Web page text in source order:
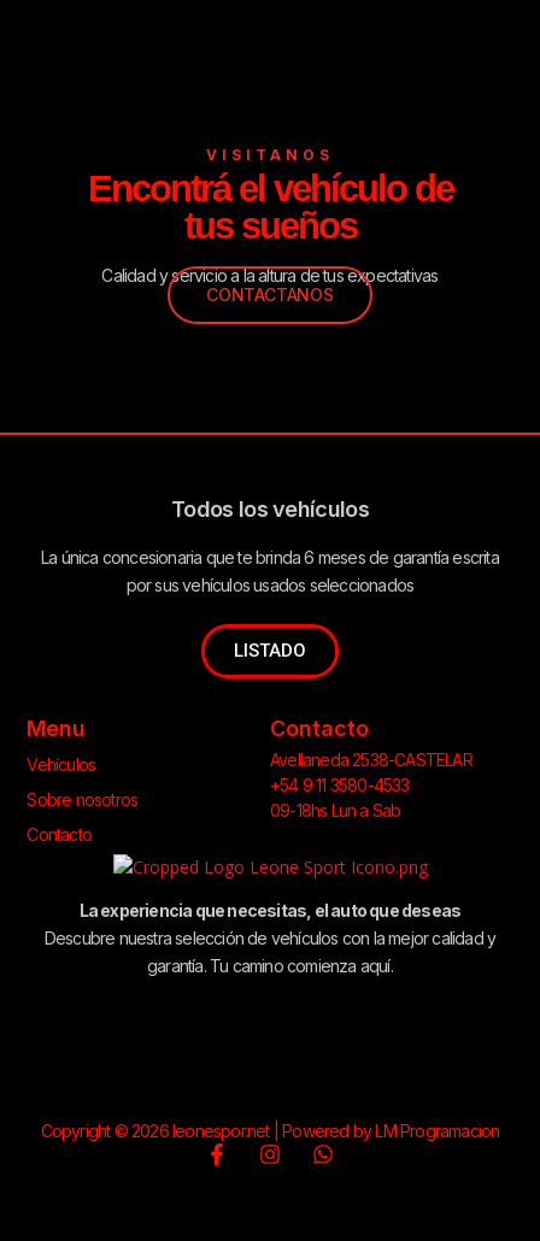
VISITANOS
Encontrá el vehículo de
tus sueños
Calidad y servicio a la altura de tus expectativas
CONTACTANOS
Todos los vehículos
La única concesionaria que te brinda 6 meses de garantía escrita
por sus vehículos usados seleccionados
LISTADO
Menu
Vehículos
Sobre nosotros
Contacto
Contacto
Avellaneda 2538-CASTELAR
+54 9 11 3580-4533
09-18hs Lun a Sab
La experiencia que necesitas, el auto que deseas
Descubre nuestra selección de vehículos con la mejor calidad y
garantía. Tu camino comienza aquí.
Copyright © 2026 leonespor.net | Powered by LM Programacion